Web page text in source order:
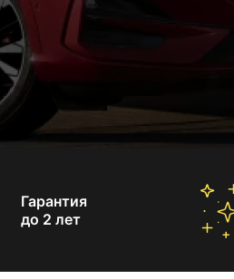
Гарантия
до 2 лет